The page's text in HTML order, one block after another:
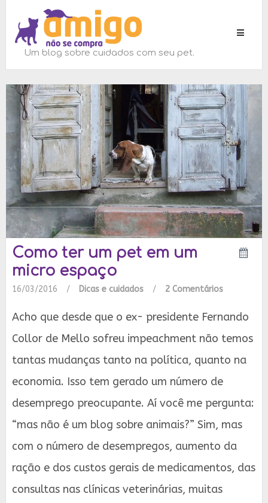
Toggle
Um blog sobre cuidados com seu pet.
Como ter um pet em um
micro espaço
16/03/2016 / Dicas e cuidados / 2 Comentários
Acho que desde que o ex- presidente Fernando
Collor de Mello sofreu impeachment não temos
tantas mudanças tanto na política, quanto na
economia. Isso tem gerado um número de
desemprego preocupante. Aí você me pergunta:
“mas não é um blog sobre animais?” Sim, mas
com o número de desempregos, aumento da
ração e dos custos gerais de medicamentos, das
consultas nas clínicas veterinárias, muitas